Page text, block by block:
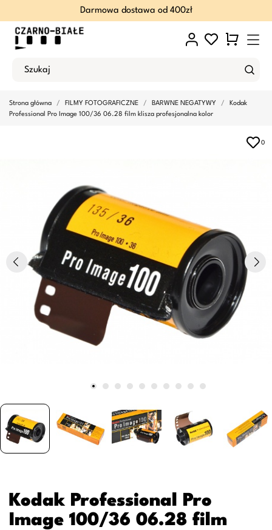
Darmowa dostawa od 400zł
Strona główna FILMY FOTOGRAFICZNE BARWNE NEGATYWY
Kodak
Professional Pro Image 100/36 06.28 film klisza profesjonalna kolor
0
Kodak Professional Pro
Image 100/36 06.28 film